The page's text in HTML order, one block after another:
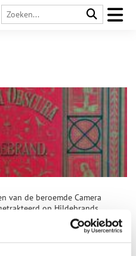
van de beroemde Camera
op Hildebrands
van mensen, tradities en
‘het Noordbrabantsche
en ‘de Leidsche peuëraar’